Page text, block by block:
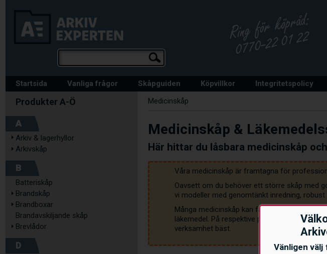
Vänligen
Startsida Vanliga frågor Skåpguiden Köpvillkor Integritetspolicy
A
Arkiv & lagerhyllor
Arkivskåp
B
Batteriskåp
Brandskåp
Brandboxar
Brandavskiljande skåp
Brevlådor
D
Medicinskåp
Medicinskåp &
Här hittar du låsbara medicinskåp
Våra medicinskåp är framtagna för
Oavsett om du behöver ett större skåp med
vi modeller med genomtänkt inredning,
Många medicinskåp kan fås med likalåsning,
läkemedel. På respektive produktsida ser du
verksamhet bäst.